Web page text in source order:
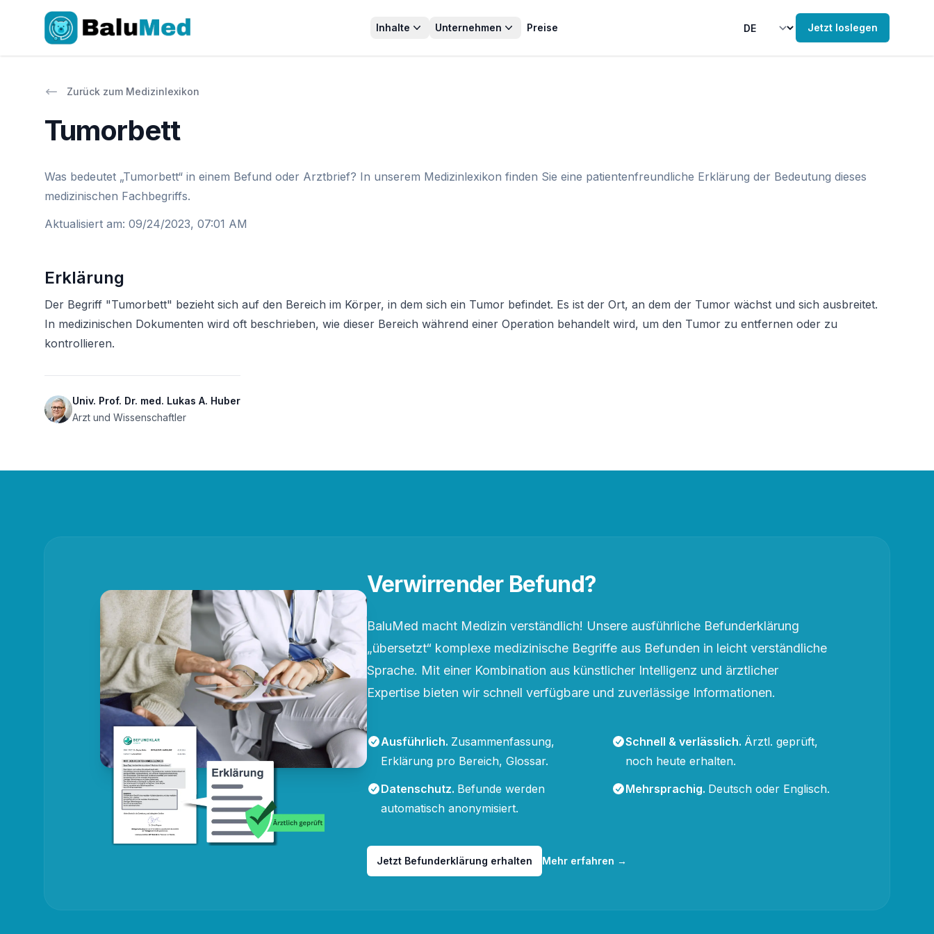
Inhalte Unternehmen Preise Jetzt loslegen
Zurück zum Medizinlexikon
Tumorbett
Was bedeutet „Tumorbett“ in einem Befund oder Arztbrief? In unserem Medizinlexikon finden Sie eine patientenfreundliche Erklärung der Bedeutung dieses
medizinischen Fachbegriffs.
Aktualisiert am: 09/24/2023, 07:01 AM
Erklärung
Der Begriff "Tumorbett" bezieht sich auf den Bereich im Körper, in dem sich ein Tumor befindet. Es ist der Ort, an dem der Tumor wächst und sich ausbreitet.
In medizinischen Dokumenten wird oft beschrieben, wie dieser Bereich während einer Operation behandelt wird, um den Tumor zu entfernen oder zu
kontrollieren.
Univ. Prof. Dr. med. Lukas A. Huber
Arzt und Wissenschaftler
Verwirrender Befund?
BaluMed macht Medizin verständlich! Unsere ausführliche Befunderklärung
„übersetzt“ komplexe medizinische Begriffe aus Befunden in leicht verständliche
Sprache. Mit einer Kombination aus künstlicher Intelligenz und ärztlicher
Expertise bieten wir schnell verfügbare und zuverlässige Informationen.
Ausführlich. Zusammenfassung,
Erklärung pro Bereich, Glossar.
Schnell & verlässlich. Ärztl. geprüft,
noch heute erhalten.
Datenschutz. Befunde werden
automatisch anonymisiert.
Mehrsprachig. Deutsch oder Englisch.
Jetzt Befunderklärung erhalten Mehr erfahren →